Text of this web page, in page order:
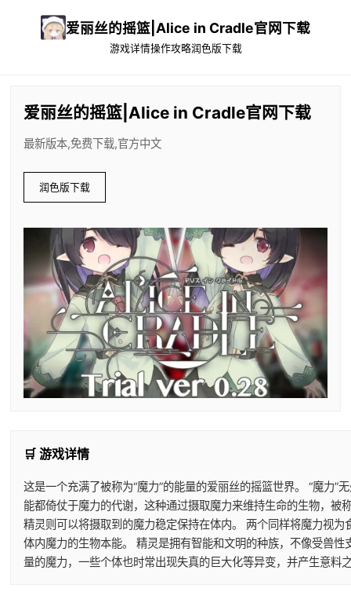
爱丽丝的摇篮|Alice in Cradle官网下载
游戏详情操作攻略润色版下载
爱丽丝的摇篮|Alice in Cradle官网下载
最新版本,免费下载,官方中文
润色版下载
🛒 游戏详情
这是一个充满了被称为“魔力”的能量的爱丽丝的摇篮世界。 “魔力
能都倚仗于魔力的代谢，这种通过摄取魔力来维持生命的生物，被
精灵则可以将摄取到的魔力稳定保持在体内。 两个同样将魔力视
体内魔力的生物本能。 精灵是拥有智能和文明的种族，不像受兽
量的魔力，一些个体也时常出现失真的巨大化等异变，并产生意